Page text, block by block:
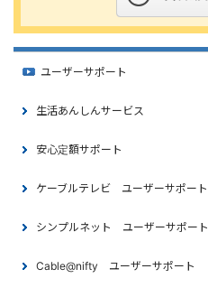
ユーザーサポート
生活あんしんサービス
安心定額サポート
ケーブルテレビ ユーザーサポート
シンプルネット ユーザーサポート
Cable@nifty ユーザーサポート